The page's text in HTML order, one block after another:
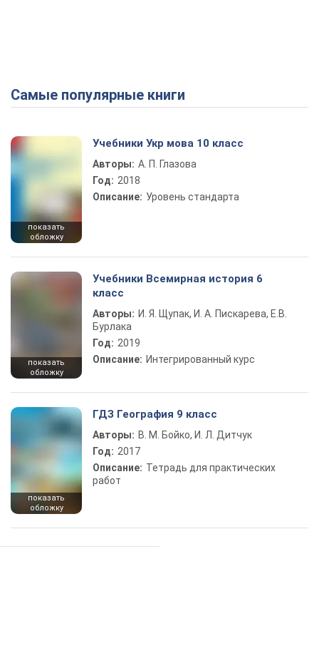
Самые популярные книги
показать
обложку
Учебники Укр мова 10 класс
Авторы: А. П. Глазова
Год: 2018
Описание: Уровень стандарта
показать
обложку
Учебники Всемирная история 6
класс
Авторы: И. Я. Щупак, И. А. Пискарева, Е.В.
Бурлака
Год: 2019
Описание: Интегрированный курс
показать
обложку
ГДЗ География 9 класс
Авторы: В. М. Бойко, И. Л. Дитчук
Год: 2017
Описание: Тетрадь для практических
работ